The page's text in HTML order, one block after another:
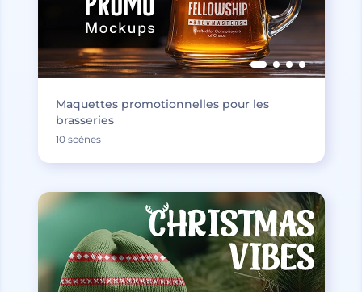
Maquettes promotionnelles pour les
brasseries
10 scènes